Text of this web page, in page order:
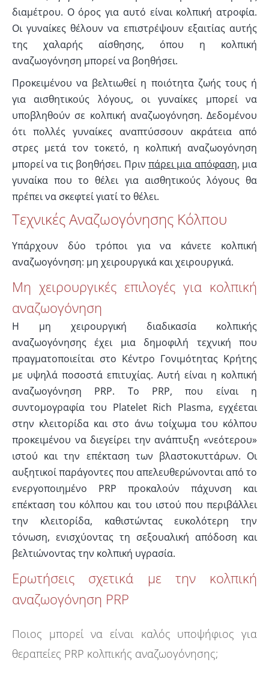
διαμέτρου. Ο όρος για αυτό είναι κολπική ατροφία.
Οι γυναίκες θέλουν να επιστρέψουν εξαιτίας αυτής
της χαλαρής αίσθησης, όπου η κολπική
αναζωογόνηση μπορεί να βοηθήσει.
Προκειμένου να βελτιωθεί η ποιότητα ζωής τους ή
για αισθητικούς λόγους, οι γυναίκες μπορεί να
υποβληθούν σε κολπική αναζωογόνηση. Δεδομένου
ότι πολλές γυναίκες αναπτύσσουν ακράτεια από
στρες μετά τον τοκετό, η κολπική αναζωογόνηση
μπορεί να τις βοηθήσει. Πριν πάρει μια απόφαση, μια
γυναίκα που το θέλει για αισθητικούς λόγους θα
πρέπει να σκεφτεί γιατί το θέλει.
Τεχνικές Αναζωογόνησης Κόλπου
Υπάρχουν δύο τρόποι για να κάνετε κολπική
αναζωογόνηση: μη χειρουργικά και χειρουργικά.
Μη χειρουργικές επιλογές για κολπική
αναζωογόνηση
Η μη χειρουργική διαδικασία κολπικής
αναζωογόνησης έχει μια δημοφιλή τεχνική που
πραγματοποιείται στο Κέντρο Γονιμότητας Κρήτης
με υψηλά ποσοστά επιτυχίας. Αυτή είναι η κολπική
αναζωογόνηση PRP. Το PRP, που είναι η
συντομογραφία του Platelet Rich Plasma, εγχέεται
στην κλειτορίδα και στο άνω τοίχωμα του κόλπου
προκειμένου να διεγείρει την ανάπτυξη «νεότερου»
ιστού και την επέκταση των βλαστοκυττάρων. Οι
αυξητικοί παράγοντες που απελευθερώνονται από το
ενεργοποιημένο PRP προκαλούν πάχυνση και
επέκταση του κόλπου και του ιστού που περιβάλλει
την κλειτορίδα, καθιστώντας ευκολότερη την
τόνωση, ενισχύοντας τη σεξουαλική απόδοση και
βελτιώνοντας την κολπική υγρασία.
Ερωτήσεις σχετικά με την κολπική
αναζωογόνηση PRP
Ποιος μπορεί να είναι καλός υποψήφιος για
θεραπείες PRP κολπικής αναζωογόνησης;